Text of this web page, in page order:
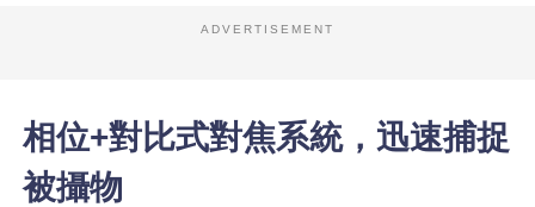
ADVERTISEMENT
相位+對比式對焦系統，迅速捕捉
被攝物